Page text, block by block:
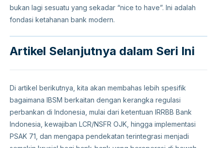
bukan lagi sesuatu yang sekadar “nice to have”. Ini adalah
fondasi ketahanan bank modern.
Artikel Selanjutnya dalam Seri Ini
Di artikel berikutnya, kita akan membahas lebih spesifik
bagaimana IBSM berkaitan dengan kerangka regulasi
perbankan di Indonesia, mulai dari ketentuan IRRBB Bank
Indonesia, kewajiban LCR/NSFR OJK, hingga implementasi
PSAK 71, dan mengapa pendekatan terintegrasi menjadi